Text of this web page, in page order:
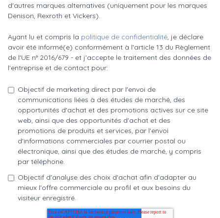
d'autres marques alternatives (uniquement pour les marques
Denison, Rexroth et Vickers).
Ayant lu et compris la politique de confidentialité, je déclare
avoir été informé(e) conformément à l'article 13 du Règlement
de l'UE n° 2016/679 - et j'accepte le traitement des données de
l'entreprise et de contact pour:
Objectif de marketing direct par l'envoi de
communications liées à des études de marché, des
opportunités d'achat et des promotions actives sur ce site
web, ainsi que des opportunités d'achat et des
promotions de produits et services, par l'envoi
d'informations commerciales par courrier postal ou
électronique, ainsi que des études de marché, y compris
par téléphone.
Objectif d'analyse des choix d'achat afin d'adapter au
mieux l'offre commerciale au profil et aux besoins du
visiteur enregistré.